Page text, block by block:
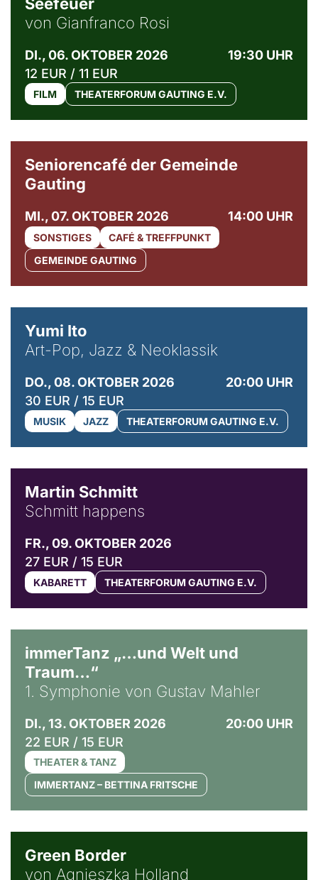
von Gianfranco Rosi
DI., 06. OKTOBER 2026
19:30 UHR
12 EUR / 11 EUR
FILM THEATERFORUM GAUTING E.V.
Seniorencafé der Gemeinde
Gauting
MI., 07. OKTOBER 2026 14:00 UHR
SONSTIGES
CAFÉ & TREFFPUNKT
GEMEINDE GAUTING
Yumi Ito
Art-Pop, Jazz & Neoklassik
DO., 08. OKTOBER 2026
20:00 UHR
30 EUR / 15 EUR
MUSIK JAZZ THEATERFORUM GAUTING E.V.
Martin Schmitt
Schmitt happens
FR., 09. OKTOBER 2026
27 EUR / 15 EUR
KABARETT THEATERFORUM GAUTING E.V.
immerTanz „…und Welt und
Traum…“
1. Symphonie von Gustav Mahler
DI., 13. OKTOBER 2026
20:00 UHR
22 EUR / 15 EUR
THEATER & TANZ
IMMERTANZ – BETTINA FRITSCHE
Green Border
von Agnieszka Holland